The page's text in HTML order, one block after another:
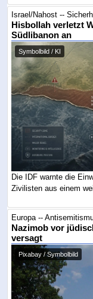
Israel/Nahost --
Hisbollah verletzt
Südlibanon an
Symbolbild / KI
Die IDF warnte die
Zivilisten aus einem
Europa --
Nazimob vor
versagt
Pixabay / Symbolbild